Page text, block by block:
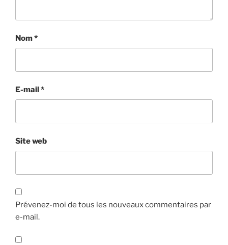
Nom*
E-mail*
Site web
Prévenez-moi de tous les nouveaux commentaires par
e-mail.